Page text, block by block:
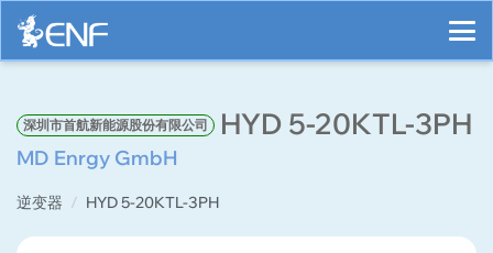
深圳市首航新能源股份有限公司 HYD 5-20KTL-3PH
MD Enrgy GmbH
逆变器 HYD 5-20KTL-3PH